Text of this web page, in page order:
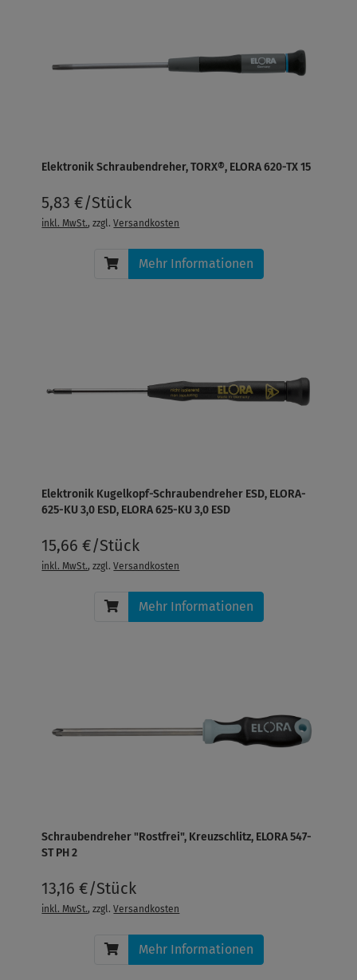
Elektronik Schraubendreher, TORX®, ELORA 620-TX 15
5,83 €/Stück
inkl. MwSt., zzgl.Versandkosten
Mehr Informationen
Elektronik Kugelkopf-Schraubendreher ESD, ELORA-
625-KU 3,0 ESD, ELORA 625-KU 3,0 ESD
15,66 €/Stück
inkl. MwSt., zzgl.Versandkosten
Mehr Informationen
Schraubendreher "Rostfrei", Kreuzschlitz, ELORA 547-
ST PH 2
13,16 €/Stück
inkl. MwSt., zzgl.Versandkosten
Mehr Informationen